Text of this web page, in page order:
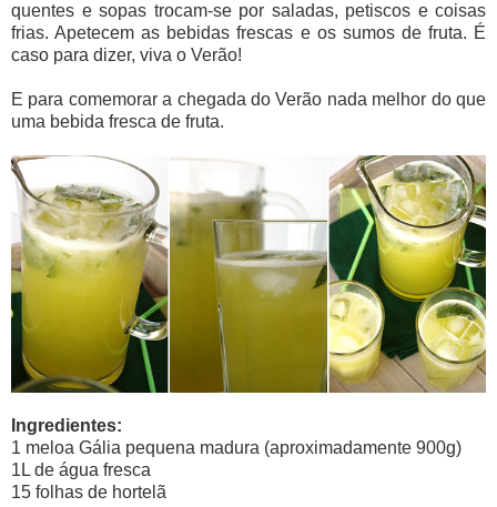
quentes e sopas trocam-se por saladas, petiscos e coisas
frias. Apetecem as bebidas frescas e os sumos de fruta. É
caso para dizer, viva o Verão!
E para comemorar a chegada do Verão nada melhor do que
uma bebida fresca de fruta.
Ingredientes:
1 meloa Gália pequena madura (aproximadamente 900g)
1L de água fresca
15 folhas de hortelã